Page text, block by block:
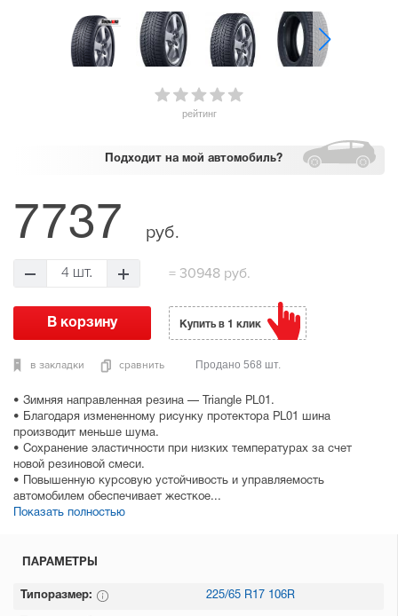
рейтинг
Подходит на мой автомобиль?
• Зимняя направленная резина — Triangle PL01.
• Благодаря измененному рисунку протектора PL01 шина
производит меньше шума.
• Сохранение эластичности при низких температурах за счет
новой резиновой смеси.
• Повышенную курсовую устойчивость и управляемость
автомобилем обеспечивает жесткое...
Показать полностью
7737 руб.
4 шт. = 30948 руб.
в закладки сравнить
Купить в 1 клик
Продано 568 шт.
ПАРАМЕТРЫ
Типоразмер: 225/65 R17 106R